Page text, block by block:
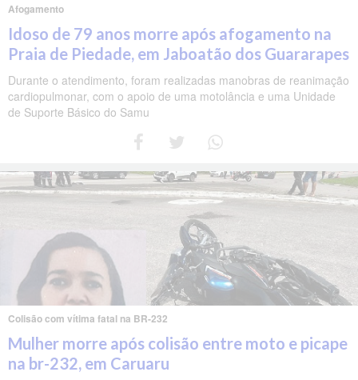
Afogamento
Idoso de 79 anos morre após afogamento na
Praia de Piedade, em Jaboatão dos Guararapes
Durante o atendimento, foram realizadas manobras de reanimação
cardiopulmonar, com o apoio de uma motolância e uma Unidade
de Suporte Básico do Samu
Colisão com vítima fatal na BR-232
Mulher morre após colisão entre moto e picape
na br-232, em Caruaru